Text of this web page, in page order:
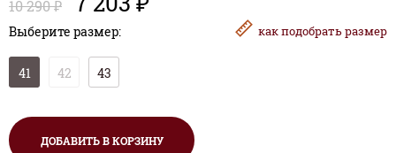
10 290 ₽
Выберите размер: какподобрать размер
41 42 43
ДОБАВИТЬ В КОРЗИНУ